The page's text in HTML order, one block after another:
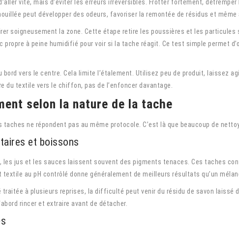
vite, mais d’éviter les erreurs irréversibles. Frotter fortement,
peut développer des odeurs, favoriser la remontée de résidus et
soigneusement la zone. Cette étape retire les poussières et les
propre à peine humidifié pour voir si la tache réagit. Ce test simple permet
bord vers le centre. Cela limite l’étalement. Utilisez peu de produit, laissez
du textile vers le chiffon, pas de l’enfoncer davantage.
selon la nature de la tache
taches ne répondent pas au même protocole. C’est là que beaucoup de
et boissons
les jus et les sauces laissent souvent des pigments tenaces. Ces taches
textile au pH contrôlé donne généralement de meilleurs résultats qu’un
traitée à plusieurs reprises, la difficulté peut venir du résidu de savon laissé
rincer et extraire avant de détacher.